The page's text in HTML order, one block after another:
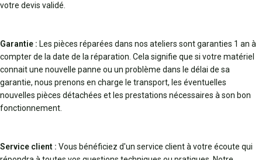
votre devis validé.
Garantie : Les pièces réparées dans nos ateliers sont garanties 1 an à
compter de la date de la réparation. Cela signifie que si votre matériel
connait une nouvelle panne ou un problème dans le délai de sa
garantie, nous prenons en charge le transport, les éventuelles
nouvelles pièces détachées et les prestations nécessaires à son bon
fonctionnement.
Service client : Vous bénéficiez d'un service client à votre écoute qui